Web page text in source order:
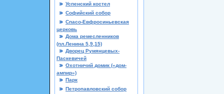
Успенский костел
Софийский собор
Спасо-Евфросиньевская
церковь
Дома ремесленников
(пл.Ленина 5,9,15)
Дворец Румянцевых-
Паскевичей
Охотничий домик («дом-
ампир»)
Парк
Петропавловский собор